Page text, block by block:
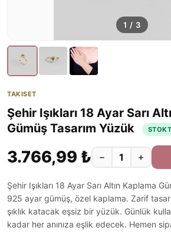
1 / 3
TAKISET
Şehir Işıkları 18 Ayar Sarı
Gümüş Tasarım Yüzük
3.766,99 ₺ − +
Şehir Işıkları 18 Ayar Sarı Altın Kaplama
925 ayar gümüş, özel kaplama. Zarif
şıklık katacak eşsiz bir yüzük. Günlük
kadar her anınıza eşlik edecek. Hemen